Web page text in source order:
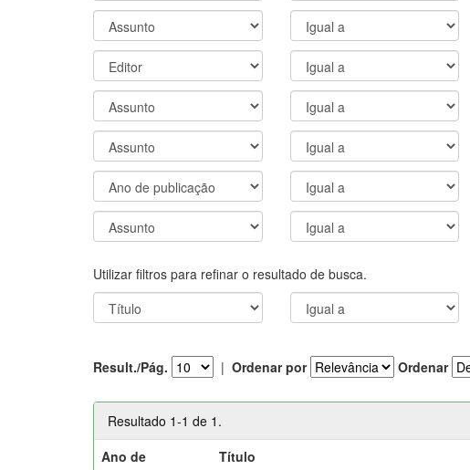
Utilizar filtros para refinar o resultado de busca.
Result./Pág. | Ordenar por Ordenar
Resultado 1-1 de 1.
Ano de
Título